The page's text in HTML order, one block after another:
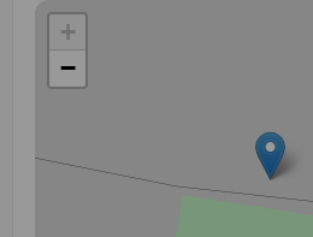
+
−